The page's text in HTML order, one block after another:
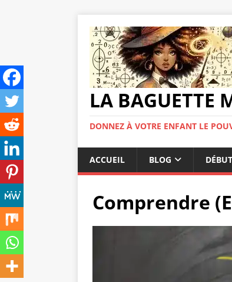
LA BAGUETTE
DONNEZ À VOTRE ENFANT LE
ACCUEIL BLOG
Comprendre